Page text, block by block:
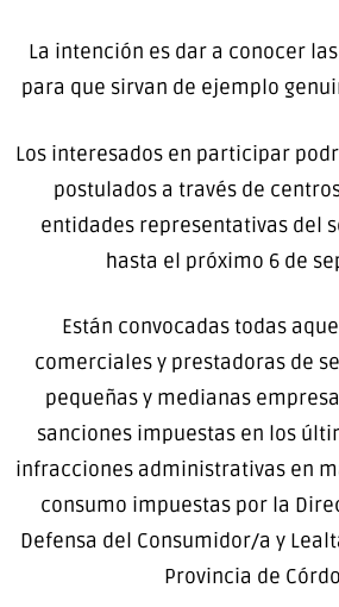
La intención es dar a conocer
para que sirvan de ejemplo
Los interesados en participar
postulados a través de
entidades representativas del
hasta el próximo 6 de
Están convocadas todas
comerciales y prestadoras de
pequeñas y medianas
sanciones impuestas en los
infracciones administrativas en
consumo impuestas por la
Defensa del Consumidor/a y
Provincia de